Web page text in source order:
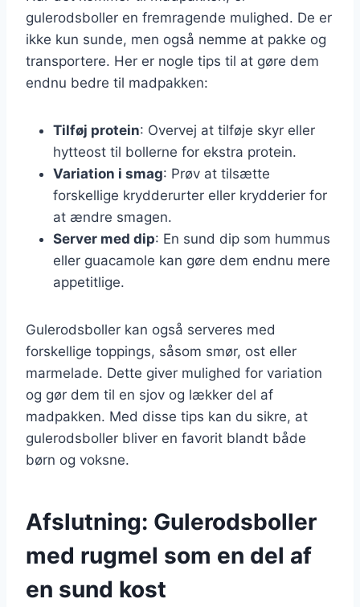
gulerodsboller en fremragende mulighed. De er
ikke kun sunde, men også nemme at pakke og
transportere. Her er nogle tips til at gøre dem
endnu bedre til madpakken:
Tilføj protein: Overvej at tilføje skyr eller
hytteost til bollerne for ekstra protein.
Variation i smag: Prøv at tilsætte
forskellige krydderurter eller krydderier for
at ændre smagen.
Server med dip: En sund dip som hummus
eller guacamole kan gøre dem endnu mere
appetitlige.
Gulerodsboller kan også serveres med
forskellige toppings, såsom smør, ost eller
marmelade. Dette giver mulighed for variation
og gør dem til en sjov og lækker del af
madpakken. Med disse tips kan du sikre, at
gulerodsboller bliver en favorit blandt både
børn og voksne.
Afslutning: Gulerodsboller
med rugmel som en del af
en sund kost